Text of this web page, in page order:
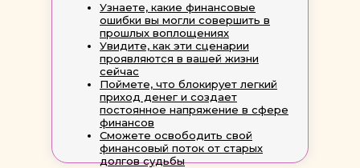
Узнаете, какие финансовые
ошибки вы могли совершить в
прошлых воплощениях
Увидите, как эти сценарии
проявляются в вашей жизни
сейчас
Поймете, что блокирует легкий
приход денег и создает
постоянное напряжение в сфере
финансов
Сможете освободить свой
финансовый поток от старых
долгов судьбы
(03)